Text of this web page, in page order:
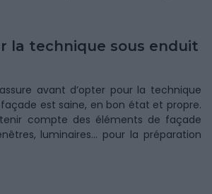
la technique sous enduit
avant d’opter pour la technique
est saine, en bon état et propre.
compte des éléments de façade
luminaires… pour la préparation